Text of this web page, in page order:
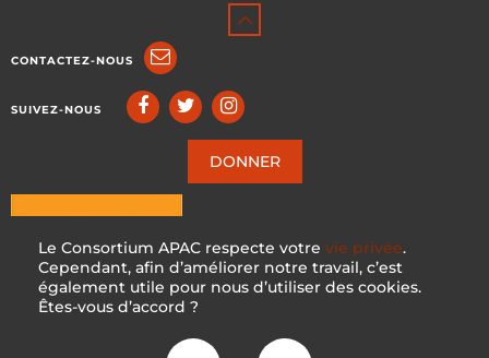
Le Consortium APAC respecte votre vie privée.
Cependant, afin d’améliorer notre travail, c’est
également utile pour nous d’utiliser des cookies.
Êtes-vous d’accord ?
CONTACTEZ-NOUS
SUIVEZ-NOUS
DONNER